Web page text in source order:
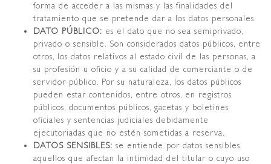
forma de acceder a las mismas y las finalidades del
tratamiento que se pretende dar a los datos personales.
DATO PÚBLICO: es el dato que no sea semiprivado,
privado o sensible. Son considerados datos públicos, entre
otros, los datos relativos al estado civil de las personas, a
su profesión u oficio y a su calidad de comerciante o de
servidor público. Por su naturaleza, los datos públicos
pueden estar contenidos, entre otros, en registros
públicos, documentos públicos, gacetas y boletines
oficiales y sentencias judiciales debidamente
ejecutoriadas que no estén sometidas a reserva.
DATOS SENSIBLES: se entiende por datos sensibles
aquellos que afectan la intimidad del titular o cuyo uso